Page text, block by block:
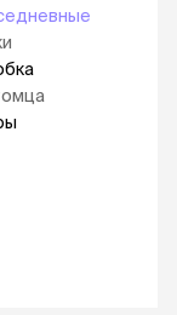
из овощей